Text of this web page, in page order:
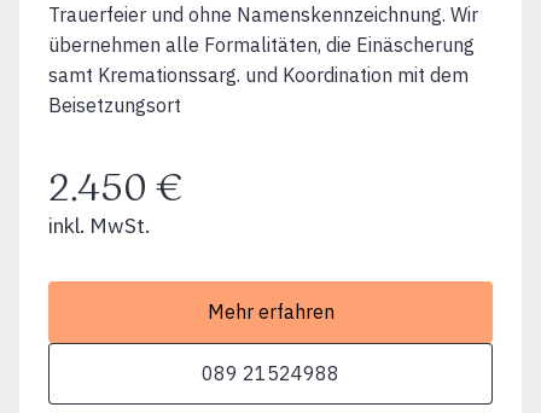
Trauerfeier und ohne Namenskennzeichnung. Wir
übernehmen alle Formalitäten, die Einäscherung
samt Kremationssarg. und Koordination mit dem
Beisetzungsort
2.450 €
inkl. MwSt.
Mehr erfahren
089 21524988